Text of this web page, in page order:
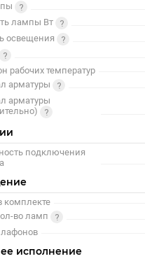
лампы Вт
освещения
рабочих температур
арматуры
арматуры
подключения
комплекте
во ламп
исполнение